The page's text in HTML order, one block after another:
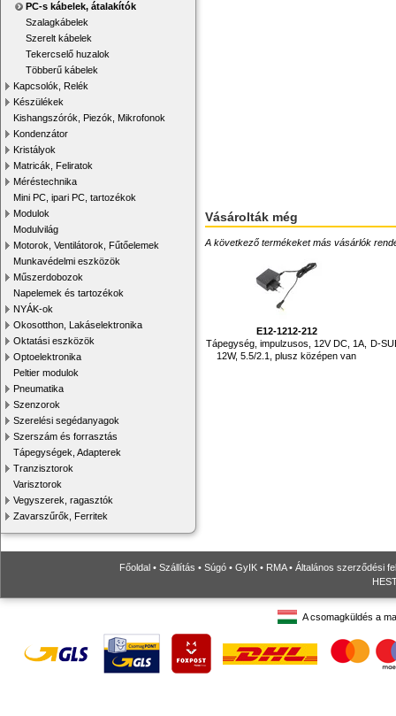
PC-s kábelek, átalakítók
Szalagkábelek
Szerelt kábelek
Tekercselő huzalok
Többerű kábelek
Kapcsolók, Relék
Készülékek
Kishangszórók, Piezók, Mikrofonok
Kondenzátor
Kristályok
Matricák, Feliratok
Méréstechnika
Mini PC, ipari PC, tartozékok
Modulok
Modulvilág
Motorok, Ventilátorok, Fűtőelemek
Munkavédelmi eszközök
Műszerdobozok
Napelemek és tartozékok
NYÁK-ok
Okosotthon, Lakáselektronika
Oktatási eszközök
Optoelektronika
Peltier modulok
Pneumatika
Szenzorok
Szerelési segédanyagok
Szerszám és forrasztás
Tápegységek, Adapterek
Tranzisztorok
Varisztorok
Vegyszerek, ragasztók
Zavarszűrők, Ferritek
Vásárolták még
A következő termékeket más vásárlók
E12-1212-212
Tápegység, impulzusos, 12V DC, 1A,
12W, 5.5/2.1, plusz középen van
D-
Főoldal • Szállítás • Súgó • GyIK • RMA• Általános szerződési
A csomagküldés a